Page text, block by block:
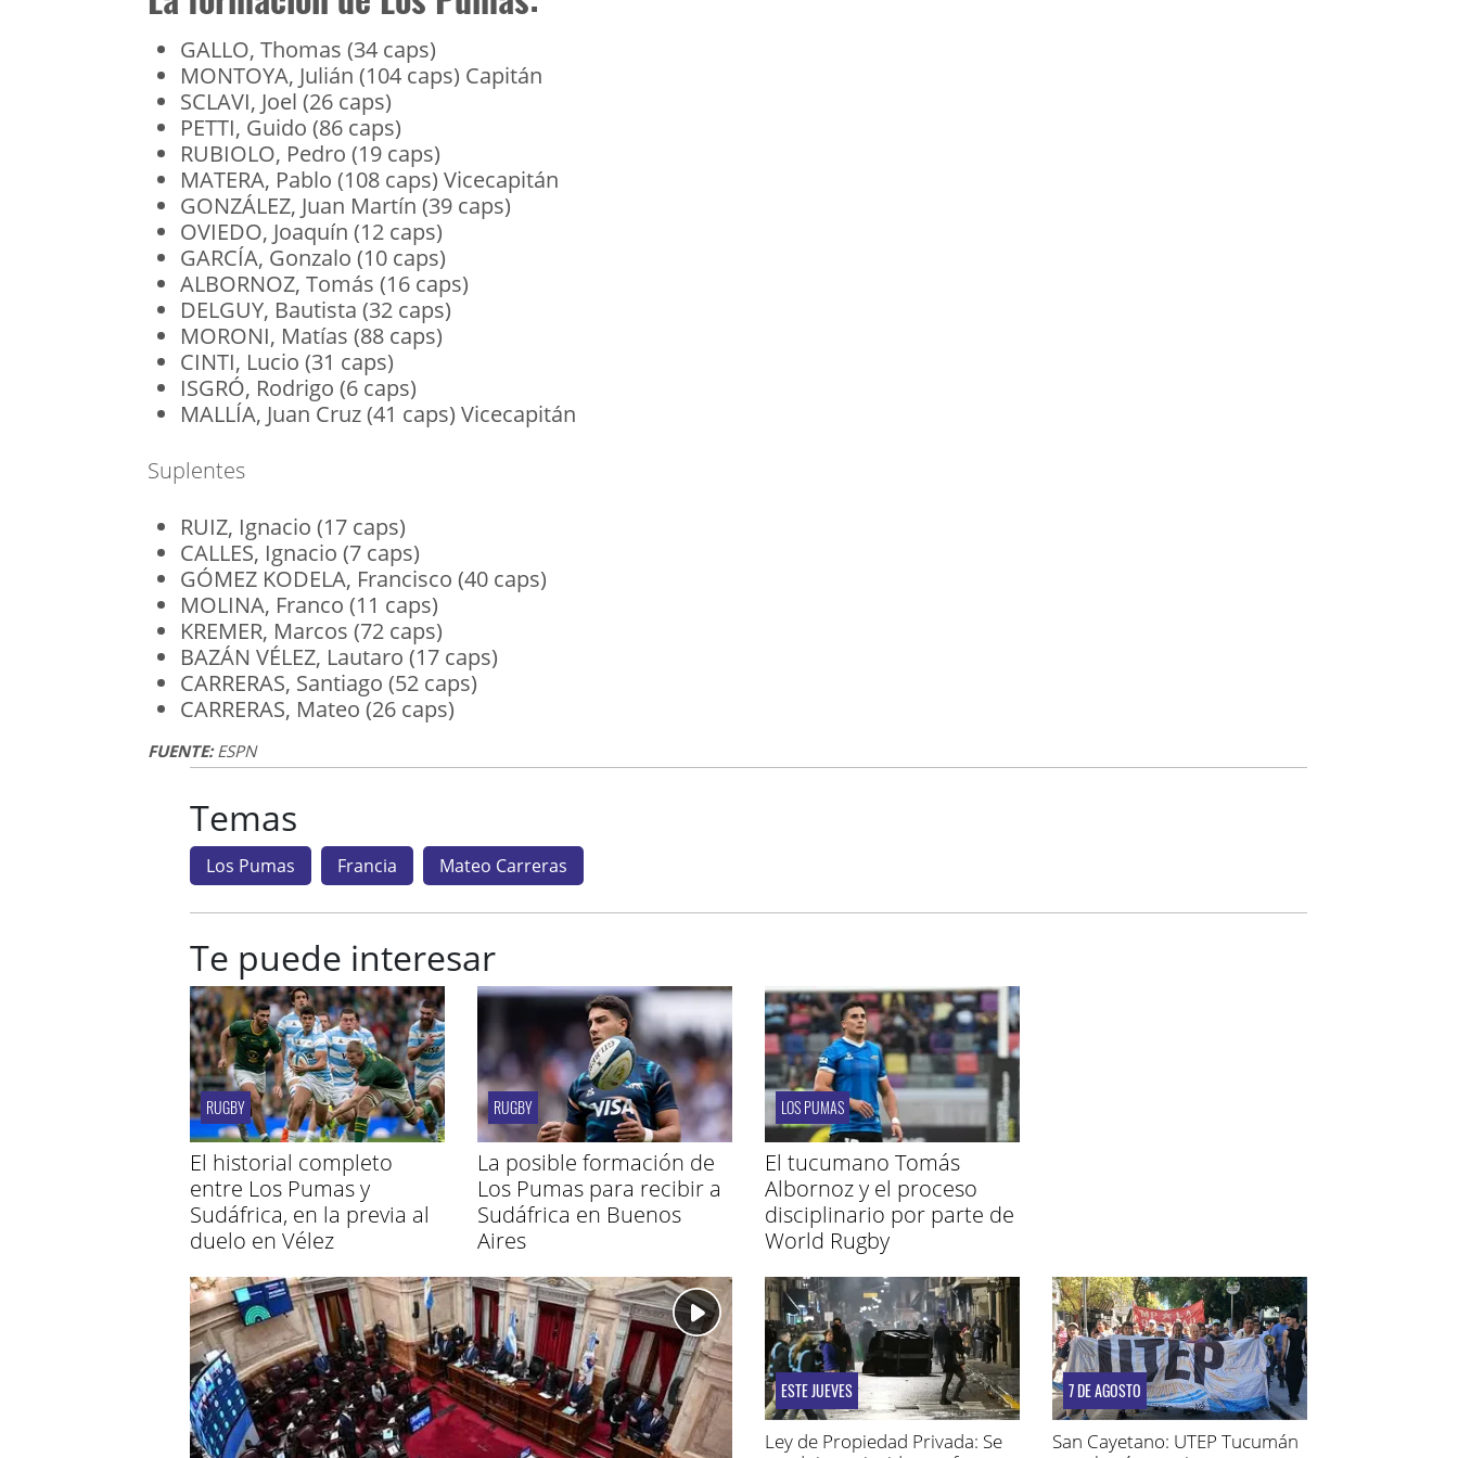
GALLO, Thomas (34 caps)
MONTOYA, Julián (104 caps) Capitán
SCLAVI, Joel (26 caps)
PETTI, Guido (86 caps)
RUBIOLO, Pedro (19 caps)
MATERA, Pablo (108 caps) Vicecapitán
GONZÁLEZ, Juan Martín (39 caps)
OVIEDO, Joaquín (12 caps)
GARCÍA, Gonzalo (10 caps)
ALBORNOZ, Tomás (16 caps)
DELGUY, Bautista (32 caps)
MORONI, Matías (88 caps)
CINTI, Lucio (31 caps)
ISGRÓ, Rodrigo (6 caps)
MALLÍA, Juan Cruz (41 caps) Vicecapitán
Suplentes
RUIZ, Ignacio (17 caps)
CALLES, Ignacio (7 caps)
GÓMEZ KODELA, Francisco (40 caps)
MOLINA, Franco (11 caps)
KREMER, Marcos (72 caps)
BAZÁN VÉLEZ, Lautaro (17 caps)
CARRERAS, Santiago (52 caps)
CARRERAS, Mateo (26 caps)
FUENTE:ESPN
Temas
Los Pumas Francia Mateo Carreras
Te puede interesar
RUGBY
El historial completo
entre Los Pumas y
Sudáfrica, en la previa al
duelo en Vélez
RUGBY
La posible formación de
Los Pumas para recibir a
Sudáfrica en Buenos
Aires
LOS PUMAS
El tucumano Tomás
Albornoz y el proceso
disciplinario por parte de
World Rugby
ESTE JUEVES
Ley de Propiedad Privada: Se
7 DE AGOSTO
San Cayetano: UTEP Tucumán